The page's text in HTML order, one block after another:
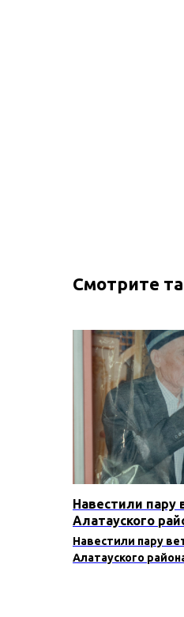
Смотрите
Навестили пару
Алатауского
Навестили пару
Алатауского